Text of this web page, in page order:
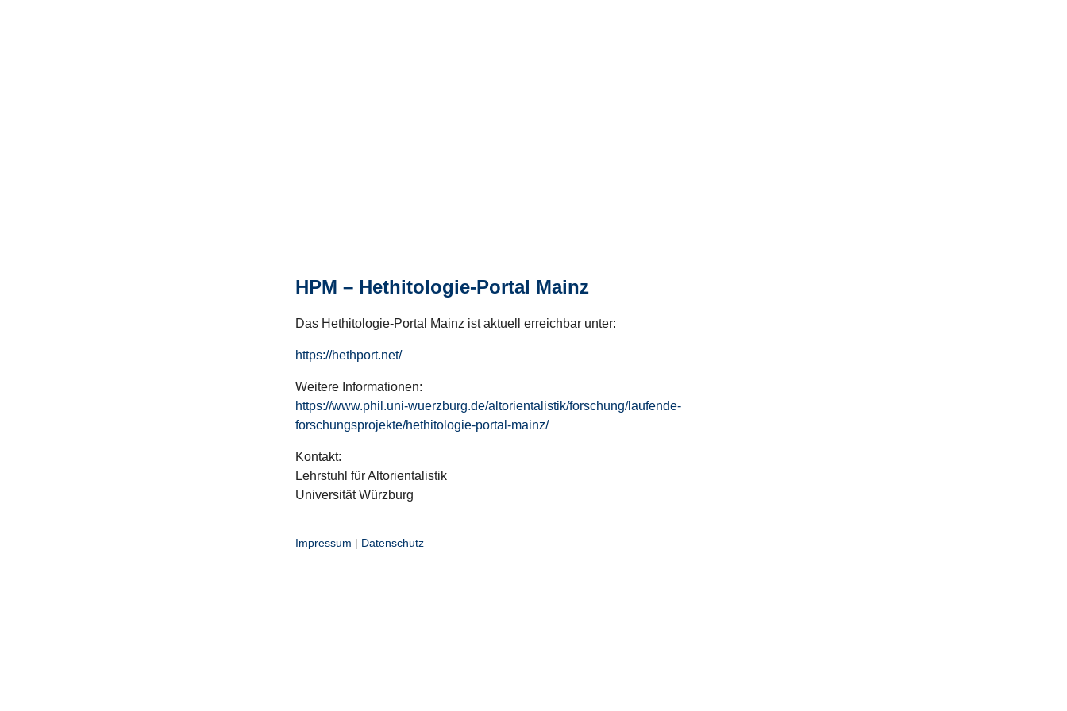
HPM – Hethitologie-Portal Mainz
Das Hethitologie-Portal Mainz ist aktuell erreichbar unter:
https://hethport.net/
Weitere Informationen:
https://www.phil.uni-wuerzburg.de/altorientalistik/forschung/laufende-
forschungsprojekte/hethitologie-portal-mainz/
Kontakt:
Lehrstuhl für Altorientalistik
Universität Würzburg
Impressum | Datenschutz